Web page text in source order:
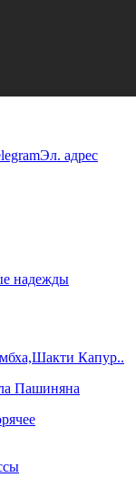
Эл. адрес
надежды
Капур..
Пашиняна